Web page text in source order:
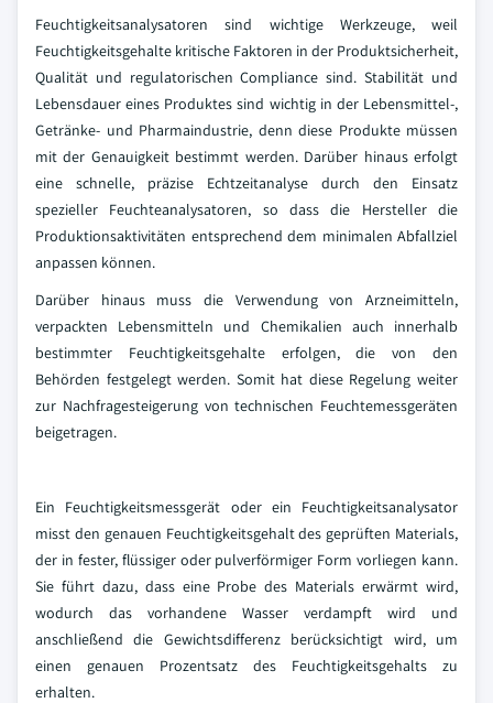
Feuchtigkeitsanalysatoren sind wichtige Werkzeuge, weil
Feuchtigkeitsgehalte kritische Faktoren in der Produktsicherheit,
Qualität und regulatorischen Compliance sind. Stabilität und
Lebensdauer eines Produktes sind wichtig in der Lebensmittel-,
Getränke- und Pharmaindustrie, denn diese Produkte müssen
mit der Genauigkeit bestimmt werden. Darüber hinaus erfolgt
eine schnelle, präzise Echtzeitanalyse durch den Einsatz
spezieller Feuchteanalysatoren, so dass die Hersteller die
Produktionsaktivitäten entsprechend dem minimalen Abfallziel
anpassen können.
Darüber hinaus muss die Verwendung von Arzneimitteln,
verpackten Lebensmitteln und Chemikalien auch innerhalb
bestimmter Feuchtigkeitsgehalte erfolgen, die von den
Behörden festgelegt werden. Somit hat diese Regelung weiter
zur Nachfragesteigerung von technischen Feuchtemessgeräten
beigetragen.
Ein Feuchtigkeitsmessgerät oder ein Feuchtigkeitsanalysator
misst den genauen Feuchtigkeitsgehalt des geprüften Materials,
der in fester, flüssiger oder pulverförmiger Form vorliegen kann.
Sie führt dazu, dass eine Probe des Materials erwärmt wird,
wodurch das vorhandene Wasser verdampft wird und
anschließend die Gewichtsdifferenz berücksichtigt wird, um
einen genauen Prozentsatz des Feuchtigkeitsgehalts zu
erhalten.